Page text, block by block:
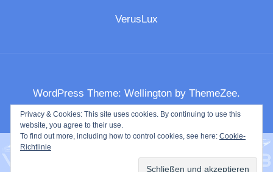
VerusLux
WordPress Theme: Wellington by ThemeZee.
Privacy & Cookies: This site uses cookies. By continuing to use this
website, you agree to their use.
To find out more, including how to control cookies, see here: Cookie-
Richtlinie